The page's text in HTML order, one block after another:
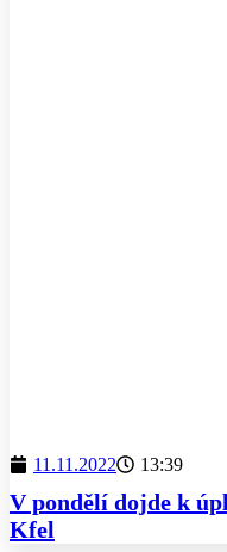
11.11.2022 13:39
V pondělí dojde k
Kfel